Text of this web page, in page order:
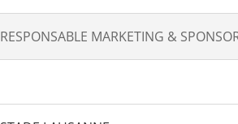
RESPONSABLE MARKETING &